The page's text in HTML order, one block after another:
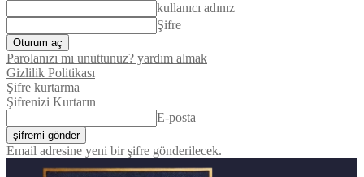
kullanıcı adınız
Şifre
Parolanızı mı unuttunuz? yardım almak
Gizlilik Politikası
Şifre kurtarma
Şifrenizi Kurtarın
E-posta
Email adresine yeni bir şifre gönderilecek.